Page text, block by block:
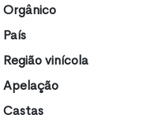
Orgânico
País
Região vinícola
Apelação
Castas